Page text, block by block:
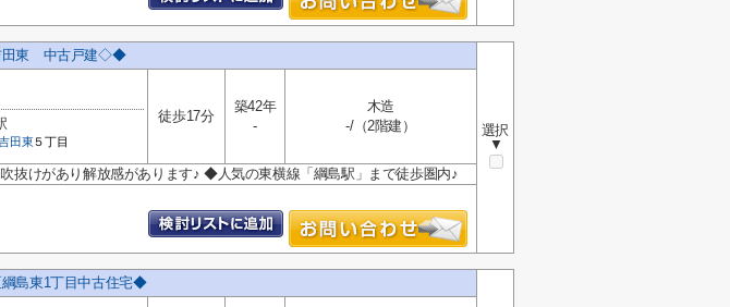
東 中古戸建◇◆
選択
▼
田東５丁目
徒歩17分
築42年
-
木造
-/（2階建）
けがあり解放感があります♪ ◆人気の東横線「綱島駅」まで徒歩圏内♪
島東1丁目中古住宅◆